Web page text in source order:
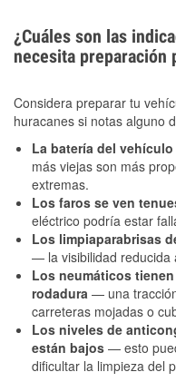
¿Cuáles son las
necesita preparación
Considera preparar tu
huracanes si notas alguno
La batería del
más viejas son más
extremas.
Los faros se ven
eléctrico podría estar
Los limpiaparabrisas
— la visibilidad reducida
Los neumáticos
rodadura — una
carreteras mojadas o
Los niveles de
están bajos — esto
dificultar la limpieza del